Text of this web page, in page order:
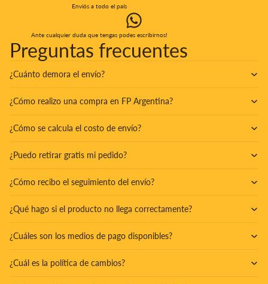
Enviós a todo el país
Ante cualquier duda que tengas podes escribirnos!
Preguntas frecuentes
¿Cuánto demora el envío?
¿Cómo realizo una compra en FP Argentina?
¿Cómo se calcula el costo de envío?
¿Puedo retirar gratis mi pedido?
¿Cómo recibo el seguimiento del envío?
¿Qué hago si el producto no llega correctamente?
¿Cuáles son los medios de pago disponibles?
¿Cuál es la política de cambios?